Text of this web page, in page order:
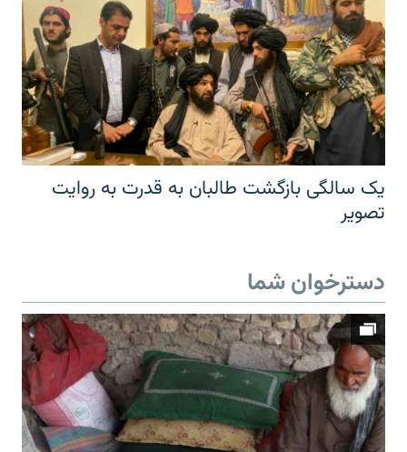
یک سالگی بازگشت طالبان به قدرت به روایت
تصویر
دسترخوان شما